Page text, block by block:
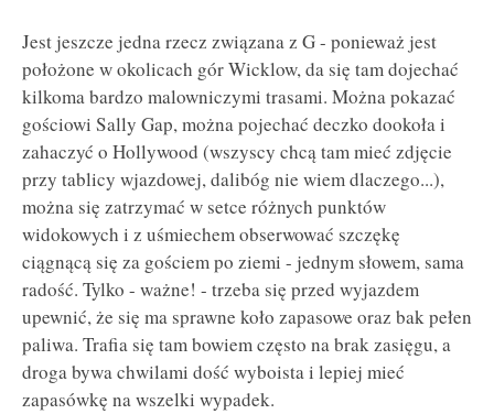
Jest jeszcze jedna rzecz związana z G - ponieważ jest
położone w okolicach gór Wicklow, da się tam dojechać
kilkoma bardzo malowniczymi trasami. Można pokazać
gościowi Sally Gap, można pojechać deczko dookoła i
zahaczyć o Hollywood (wszyscy chcą tam mieć zdjęcie
przy tablicy wjazdowej, dalibóg nie wiem dlaczego...),
można się zatrzymać w setce różnych punktów
widokowych i z uśmiechem obserwować szczękę
ciągnącą się za gościem po ziemi - jednym słowem, sama
radość. Tylko - ważne! - trzeba się przed wyjazdem
upewnić, że się ma sprawne koło zapasowe oraz bak pełen
paliwa. Trafia się tam bowiem często na brak zasięgu, a
droga bywa chwilami dość wyboista i lepiej mieć
zapasówkę na wszelki wypadek.